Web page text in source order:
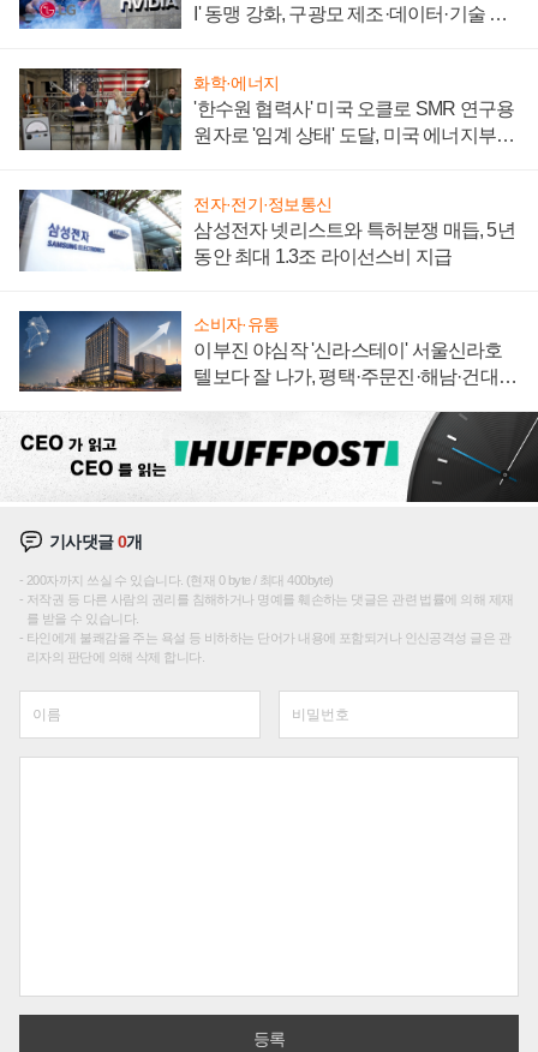
I' 동맹 강화, 구광모 제조·데이터·기술 결
화학·에너지
'한수원 협력사' 미국 오클로 SMR 연구용
원자로 '임계 상태' 도달, 미국 에너지부
전자·전기·정보통신
삼성전자 넷리스트와 특허분쟁 매듭, 5년
동안 최대 1.3조 라이선스비 지급
소비자·유통
이부진 야심작 '신라스테이' 서울신라호
텔보다 잘 나가, 평택·주문진·해남·건대로
기사댓글0개
200자까지 쓰실 수 있습니다. (현재 0 byte / 최대 400byte)
저작권 등 다른 사람의 권리를 침해하거나 명예를 훼손하는 댓글은 관련 법률에 의해 제재
를 받을 수 있습니다.
타인에게 불쾌감을 주는 욕설 등 비하하는 단어가 내용에 포함되거나 인신공격성 글은 관
리자의 판단에 의해 삭제 합니다.